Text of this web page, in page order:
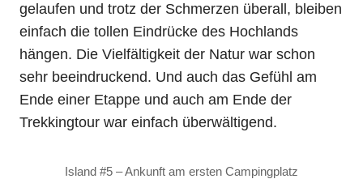
gelaufen und trotz der Schmerzen überall, bleiben
einfach die tollen Eindrücke des Hochlands
hängen. Die Vielfältigkeit der Natur war schon
sehr beeindruckend. Und auch das Gefühl am
Ende einer Etappe und auch am Ende der
Trekkingtour war einfach überwältigend.
Island #5 – Ankunft am ersten Campingplatz